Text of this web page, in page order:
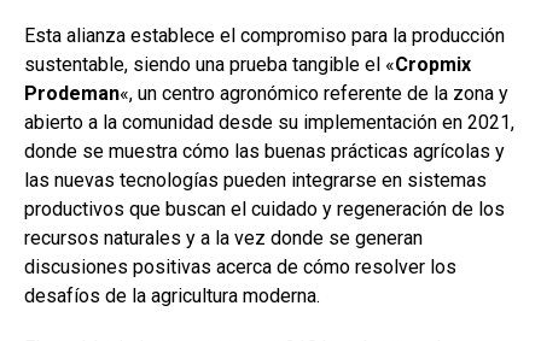
Esta alianza establece el compromiso para la producción
sustentable, siendo una prueba tangible el «Cropmix
Prodeman«, un centro agronómico referente de la zona y
abierto a la comunidad desde su implementación en 2021,
donde se muestra cómo las buenas prácticas agrícolas y
las nuevas tecnologías pueden integrarse en sistemas
productivos que buscan el cuidado y regeneración de los
recursos naturales y a la vez donde se generan
discusiones positivas acerca de cómo resolver los
desafíos de la agricultura moderna.